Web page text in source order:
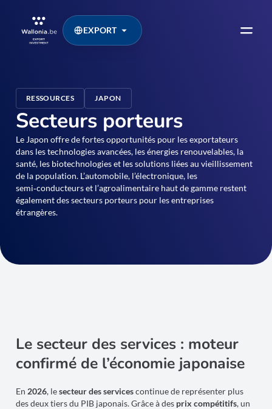
EXPORT
RESSOURCES JAPON
Secteurs porteurs
Le Japon offre de fortes opportunités pour les exportateurs
dans les technologies avancées, les énergies renouvelables, la
santé, les biotechnologies et les solutions liées au vieillissement
de la population. L’automobile, l’électronique, les
semi‑conducteurs et l’agroalimentaire haut de gamme restent
également des secteurs porteurs pour les entreprises
étrangères.
Le secteur des services : moteur
confirmé de l’économie japonaise
En 2026, lesecteur des servicescontinue de représenter plus
des deux tiers du PIB japonais. Grâce à des prix compétitifs, un